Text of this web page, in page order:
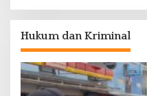
Hukum dan Kriminal